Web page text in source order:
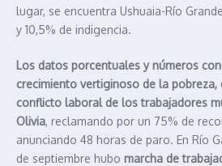
lugar, se encuentra Ushuaia-Río
y 10,5% de indigencia.
Los datos porcentuales y números
crecimiento vertiginoso de la pobreza,
conflicto laboral de los trabajadores
Olivia, reclamando por un 75% de
anunciando 48 horas de paro. En Río
de septiembre hubo marcha de